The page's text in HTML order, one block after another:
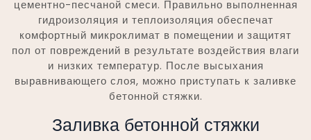
цементно-песчаной смеси. Правильно выполненная
гидроизоляция и теплоизоляция обеспечат
комфортный микроклимат в помещении и защитят
пол от повреждений в результате воздействия влаги
и низких температур. После высыхания
выравнивающего слоя, можно приступать к заливке
бетонной стяжки.
Заливка бетонной стяжки